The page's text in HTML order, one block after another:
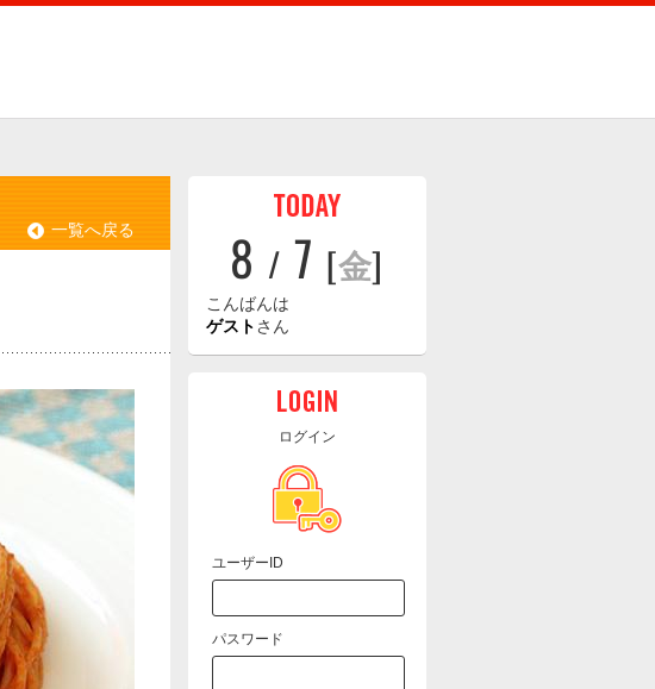
一覧へ戻る 8 / 7 [金]
こんばんは
ゲストさん
ログイン
ユーザーID
パスワード